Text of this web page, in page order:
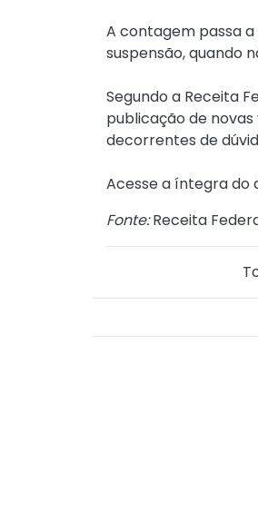
A contagem passa
suspensão, quando
Segundo a Receita
publicação de
decorrentes de
Acesse a íntegra do
Fonte:Receita